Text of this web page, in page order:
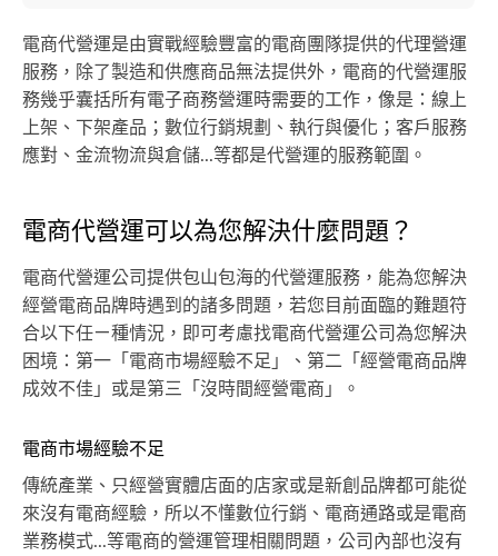
電商代營運是由實戰經驗豐富的電商團隊提供的代理營運
服務，除了製造和供應商品無法提供外，電商的代營運服
務幾乎囊括所有電子商務營運時需要的工作，像是：線上
上架、下架產品；數位行銷規劃、執行與優化；客戶服務
應對、金流物流與倉儲...等都是代營運的服務範圍。
電商代營運可以為您解決什麼問題？
電商代營運公司提供包山包海的代營運服務，能為您解決
經營電商品牌時遇到的諸多問題，若您目前面臨的難題符
合以下任ㄧ種情況，即可考慮找電商代營運公司為您解決
困境：第一「電商市場經驗不足」、第二「經營電商品牌
成效不佳」或是第三「沒時間經營電商」。
電商市場經驗不足
傳統產業、只經營實體店面的店家或是新創品牌都可能從
來沒有電商經驗，所以不懂數位行銷、電商通路或是電商
業務模式...等電商的營運管理相關問題，公司內部也沒有